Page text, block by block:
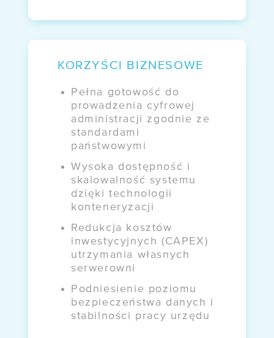
KORZYŚCI BIZNESOWE
Pełna gotowość do
prowadzenia cyfrowej
administracji zgodnie ze
standardami
państwowymi
Wysoka dostępność i
skalowalność systemu
dzięki technologii
konteneryzacji
Redukcja kosztów
inwestycyjnych (CAPEX)
utrzymania własnych
serwerowni
Podniesienie poziomu
bezpieczeństwa danych i
stabilności pracy urzędu